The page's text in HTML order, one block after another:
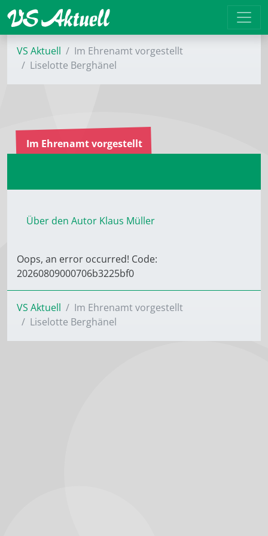
VS Aktuell
Im Ehrenamt vorgestellt
Liselotte Berghänel
Im Ehrenamt vorgestellt
Über den Autor Klaus Müller
Oops, an error occurred! Code:
20260809000706b3225bf0
VS Aktuell
Im Ehrenamt vorgestellt
Liselotte Berghänel